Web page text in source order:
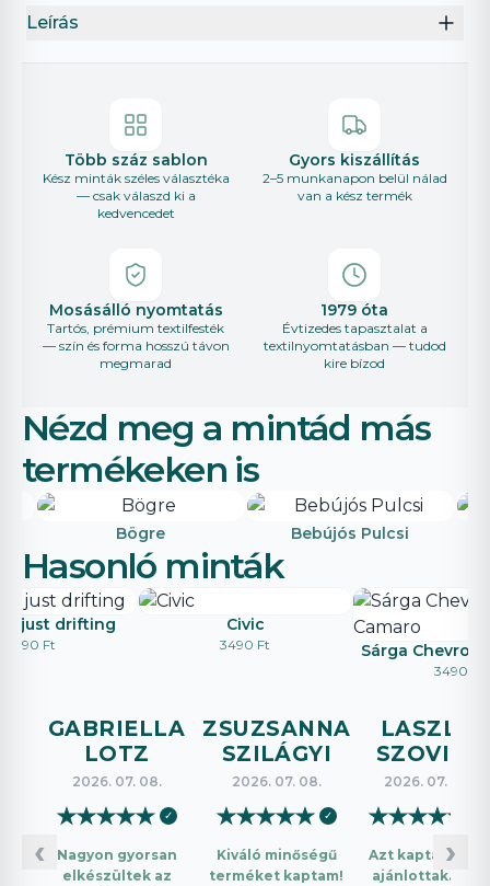
Leírás
Több száz sablon
Kész minták széles választéka
— csak válaszd ki a
kedvencedet
Gyors kiszállítás
2–5 munkanapon belül nálad
van a kész termék
Mosásálló nyomtatás
Tartós, prémium textilfesték
— szín és forma hosszú távon
megmarad
1979 óta
Évtizedes tapasztalat a
textilnyomtatásban — tudod
kire bízod
Nézd meg a mintád más
termékeken is
Bögre Bebújós Pulcsi
Hasonló minták
just drifting
3490 Ft
Civic
3490 Ft Sárga
3490 Ft
‹
GABRIELLA
LOTZ
2026. 07. 08.
★★★★★ ✓
Nagyon gyorsan
elkészültek az
ZSUZSANNA
SZILÁGYI
2026. 07. 08.
★★★★★ ✓
Kiváló minőségű
terméket kaptam!
LASZLO
SZOVICS
2026. 07. 08.
★★★★★
Azt kaptam amit
ajánlottak. Jó a
›